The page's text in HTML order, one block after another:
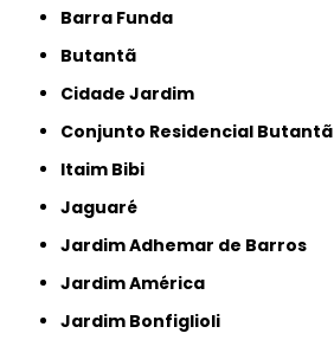
Barra Funda
Butantã
Cidade Jardim
Conjunto Residencial Butantã
Itaim Bibi
Jaguaré
Jardim Adhemar de Barros
Jardim América
Jardim Bonfiglioli